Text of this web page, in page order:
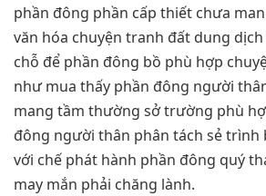
phần đông phần cấp thiết chưa
văn hóa chuyện tranh đất dung
chỗ để phần đông bồ phù hợp
như mua thấy phần đông người
mang tầm thường sở trường phù
đông người thân phân tách sẻ trình
với chế phát hành phần đông quý
may mắn phải chăng lành.